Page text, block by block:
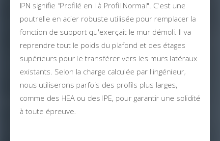
IPN signifie "Profilé en I à Profil Normal". C'est une
poutrelle en acier robuste utilisée pour remplacer la
fonction de support qu'exerçait le mur démoli. Il va
reprendre tout le poids du plafond et des étages
supérieurs pour le transférer vers les murs latéraux
existants. Selon la charge calculée par l'ingénieur,
nous utiliserons parfois des profils plus larges,
comme des HEA ou des IPE, pour garantir une solidité
à toute épreuve.